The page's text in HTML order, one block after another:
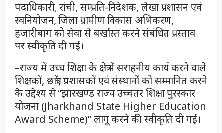
पदाधिकारी, रांची, सम्प्रति-निदेशक, लेखा प्रशासन एवं
स्वनियोजन, जिला ग्रामीण विकास अभिकरण,
हजारीबाग को सेवा से बर्खास्त करने संबंधित प्रस्ताव
पर स्वीकृति दी गई।
–राज्य में उच्च शिक्षा के क्षेत्र में सराहनीय कार्य करने वाले
शिक्षकों, छात्रों, प्रशासकों एवं संस्थानों को सम्मानित करने
के उद्देश्य से “झारखण्ड राज्य उच्चतर शिक्षा पुरस्कार
योजना (Jharkhand State Higher Education
Award Scheme)” लागू करने की स्वीकृति दी गई।